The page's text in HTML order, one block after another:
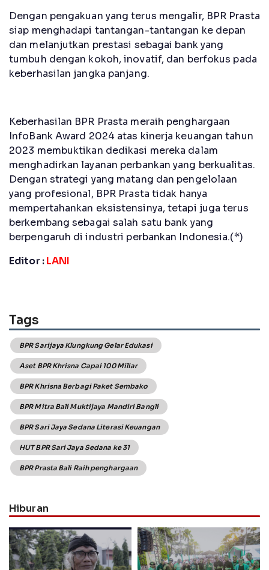
Dengan pengakuan yang terus mengalir, BPR Prasta
siap menghadapi tantangan-tantangan ke depan
dan melanjutkan prestasi sebagai bank yang
tumbuh dengan kokoh, inovatif, dan berfokus pada
keberhasilan jangka panjang.
Keberhasilan BPR Prasta meraih penghargaan
InfoBank Award 2024 atas kinerja keuangan tahun
2023 membuktikan dedikasi mereka dalam
menghadirkan layanan perbankan yang berkualitas.
Dengan strategi yang matang dan pengelolaan
yang profesional, BPR Prasta tidak hanya
mempertahankan eksistensinya, tetapi juga terus
berkembang sebagai salah satu bank yang
berpengaruh di industri perbankan Indonesia.(*)
Editor :LANI
Tags
BPR Sarijaya Klungkung Gelar Edukasi
Aset BPR Khrisna Capai 100 Miliar
BPR Khrisna Berbagi Paket Sembako
BPR Mitra Bali Muktijaya Mandiri Bangli
BPR Sari Jaya Sedana Literasi Keuangan
HUT BPR Sari Jaya Sedana ke 31
BPR Prasta Bali Raih penghargaan
Hiburan